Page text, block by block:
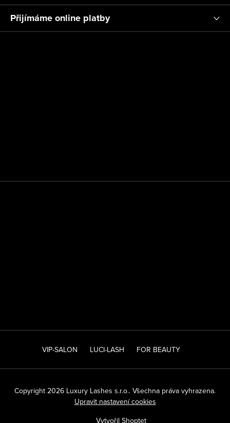
Přijímáme online platby
VIP-SALON LUCI-LASH FOR BEAUTY
Vytvořil Shoptet
Copyright 2026 Luxury Lashes s.r.o.. Všechna práva vyhrazena.
Upravit nastavení cookies